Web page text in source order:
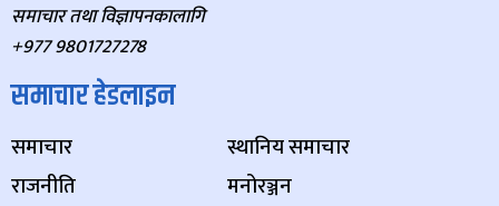
समाचार तथा विज्ञापनकालागि
+977 9801727278
समाचार हेडलाइन
समाचार
राजनीति
स्थानिय समाचार
मनोरञ्जन